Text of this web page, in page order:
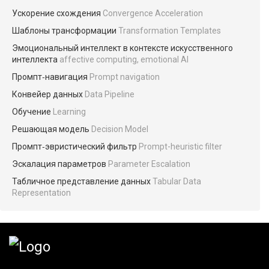
Ускорение схождения Convergence Acceleration
Шаблоны трансформации Transformation Templates
Эмоциональный интеллект в контексте искусственного
интеллекта affective computing, emotional AI
Промпт‑навигация Prompt navigation
Конвейер данных Data Pipeline
Обучение
Learning
Решающая модель Decision Model
Промпт‑эвристический фильтр Prompt-heuristic filter
Эскалация параметров Parameter Escalation
Табличное представление данныхTabular Data
Representation